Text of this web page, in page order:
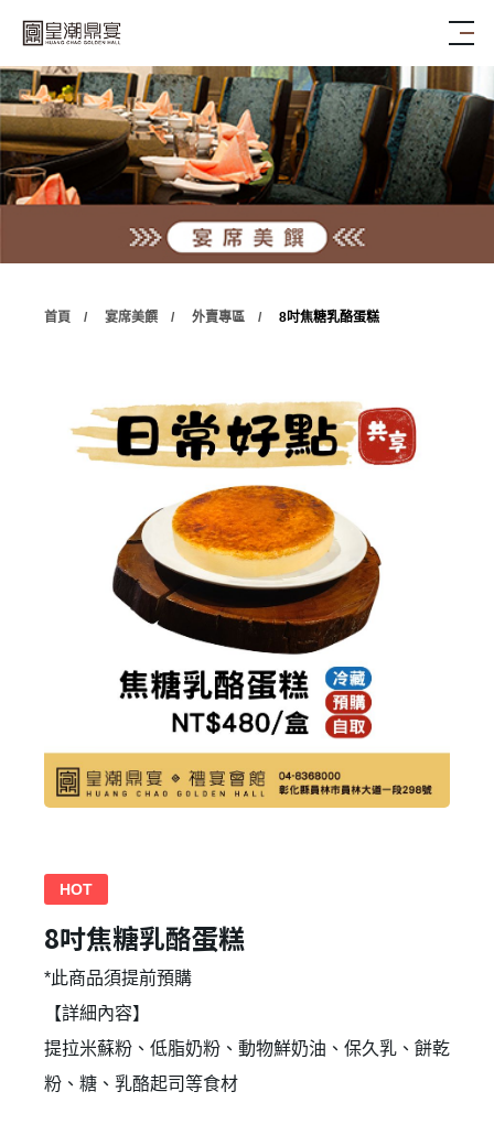
首頁 宴席美饌 外賣專區 8吋焦糖乳酪蛋糕
HOT
8吋焦糖乳酪蛋糕
*此商品須提前預購
【詳細內容】
提拉米蘇粉、低脂奶粉、動物鮮奶油、保久乳、餅乾
粉、糖、乳酪起司等食材